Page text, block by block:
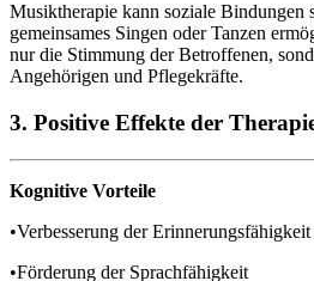
Musiktherapie kann soziale Bindungen
gemeinsames Singen oder Tanzen
nur die Stimmung der Betroffenen,
Angehörigen und Pflegekräfte.
3. Positive Effekte der
Kognitive Vorteile
•Verbesserung der Erinnerungsfähigkeit
•Förderung der Sprachfähigkeit